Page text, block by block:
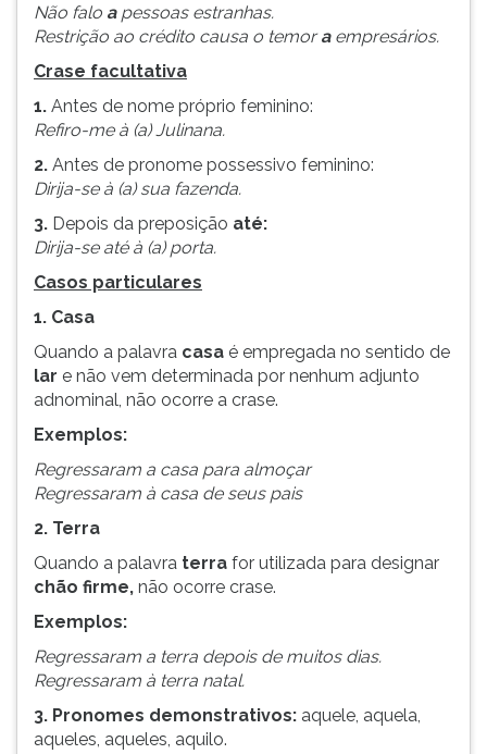
Não falo a pessoas estranhas.
Restrição ao crédito causa o temoraempresários.
Crase facultativa
1. Antes de nome próprio feminino:
Refiro-me à (a) Julinana.
2. Antes de pronome possessivo feminino:
Dirija-se à (a) sua fazenda.
3. Depois da preposição até:
Dirija-se até à (a) porta.
Casos particulares
1. Casa
Quando a palavra casa é empregada no sentido de
lar e não vem determinada por nenhum adjunto
adnominal, não ocorre a crase.
Exemplos:
Regressaram a casa para almoçar
Regressaram à casa de seus pais
2. Terra
Quando a palavra terra for utilizada para designar
chão firme, não ocorre crase.
Exemplos:
Regressaram a terra depois de muitos dias.
Regressaram à terra natal.
3. Pronomes demonstrativos: aquele, aquela,
aqueles, aqueles, aquilo.